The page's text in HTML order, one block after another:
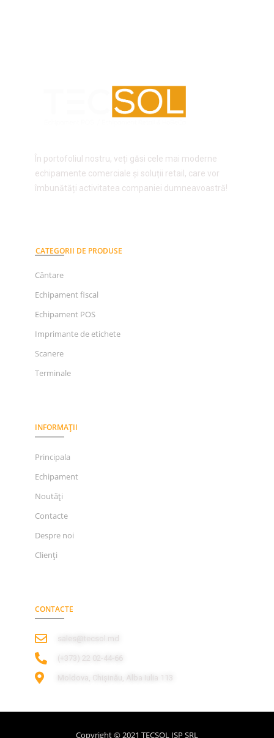
În portofoliul nostru, veți găsi cele mai moderne
echipamente comerciale și soluții retail, care vor
îmbunătăți activitatea companiei dumneavoastră!
CATEGORII DE PRODUSE
Cântare
Echipament fiscal
Echipament POS
Imprimante de etichete
Scanere
Terminale
INFORMAȚII
Principala
Echipament
Noutăți
Contacte
Despre noi
Clienți
CONTACTE
sales@tecsol.md
‎(+373) 22 02-44-66
Moldova, Chișinău, Alba Iulia 113
Copyright © 2021 TECSOL ISP SRL